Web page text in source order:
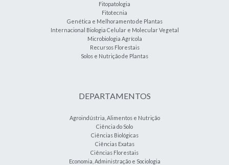
Fitopatologia
Fitotecnia
Genética e Melhoramento de Plantas
Internacional Biologia Celular e Molecular Vegetal
Microbiologia Agrícola
Recursos Florestais
Solos e Nutrição de Plantas
DEPARTAMENTOS
Agroindústria, Alimentos e Nutrição
Ciência do Solo
Ciências Biológicas
Ciências Exatas
Ciências Florestais
Economia, Administração e Sociologia